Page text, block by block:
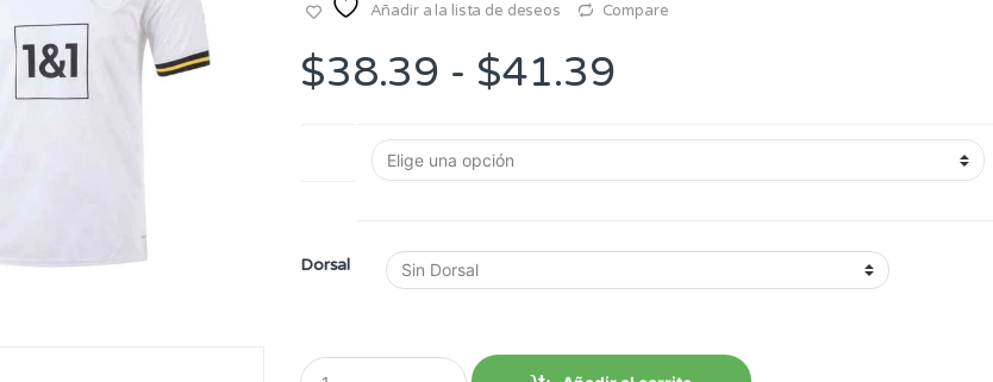
Añadir a la lista de deseos Compare
$38.39 - $41.39
precios:
$38.39
Dorsal
Q